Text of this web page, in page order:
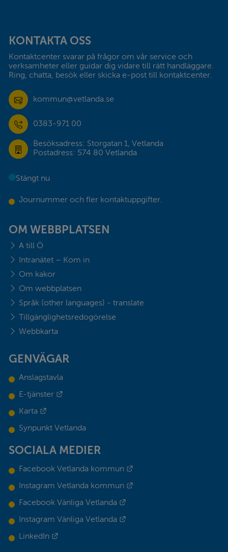
KONTAKTA OSS
Kontaktcenter svarar på frågor om vår service och
verksamheter eller guidar dig vidare till rätt handläggare.
Ring, chatta, besök eller skicka e-post till kontaktcenter.
kommun@vetlanda.se
0383-971 00
Besöksadress: Storgatan 1, Vetlanda
Postadress: 574 80 Vetlanda
Stängt nu
Journummer och fler kontaktuppgifter.
OM WEBBPLATSEN
A till Ö
Intranätet – Kom in
Om kakor
Om webbplatsen
Språk (other languages) - translate
Tillgänglighetsredogörelse
Webbkarta
GENVÄGAR
Anslagstavla
E-tjänster
Karta
Synpunkt Vetlanda
SOCIALA MEDIER
Facebook Vetlanda kommun
Instagram Vetlanda kommun
Facebook Vänliga Vetlanda
Instagram Vänliga Vetlanda
LinkedIn